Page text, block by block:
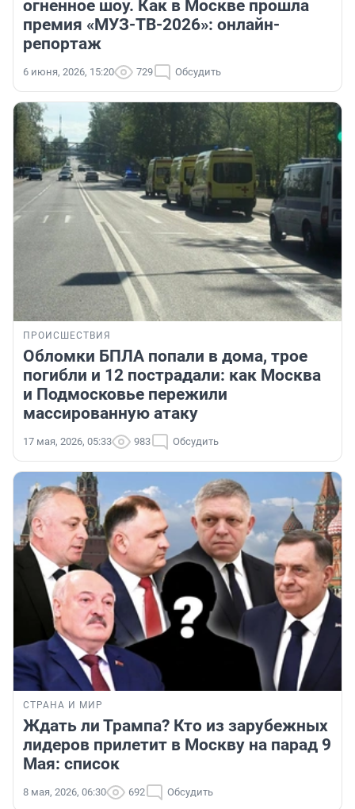
огненное шоу. Как в Москве прошла
премия «МУЗ-ТВ-2026»: онлайн-
репортаж
6 июня, 2026, 15:20 729 Обсудить
ПРОИСШЕСТВИЯ
Обломки БПЛА попали в дома, трое
погибли и 12 пострадали: как Москва
и Подмосковье пережили
массированную атаку
17 мая, 2026, 05:33 983 Обсудить
СТРАНА И МИР
Ждать ли Трампа? Кто из зарубежных
лидеров прилетит в Москву на парад 9
Мая: список
8 мая, 2026, 06:30 692 Обсудить